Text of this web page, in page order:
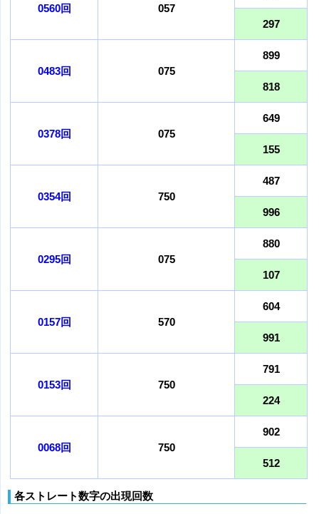
0560回 057
297
0483回 075
899
818
0378回 075
649
155
0354回 750
487
996
0295回 075
880
107
0157回 570
604
991
0153回 750
791
224
0068回 750
902
512
各ストレート数字の出現回数